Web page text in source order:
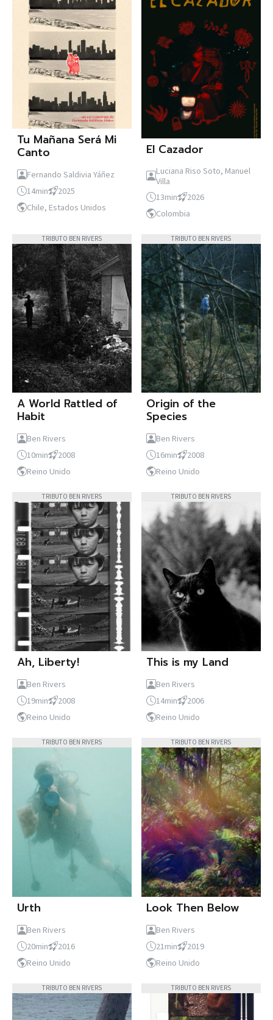
Tu Mañana Será Mi
Canto
Fernando Saldivia Yáñez
14min
2025
Chile, Estados Unidos
El Cazador
Luciana Riso Soto, Manuel
Villa
13min
2026
Colombia
TRIBUTO BEN RIVERS
A World Rattled of
Habit
Ben Rivers
10min
2008
Reino Unido
TRIBUTO BEN RIVERS
Origin of the
Species
Ben Rivers
16min
2008
Reino Unido
TRIBUTO BEN RIVERS
Ah, Liberty!
Ben Rivers
19min
2008
Reino Unido
TRIBUTO BEN RIVERS
This is my Land
Ben Rivers
14min
2006
Reino Unido
TRIBUTO BEN RIVERS
Urth
Ben Rivers
20min
2016
Reino Unido
TRIBUTO BEN RIVERS
Look Then Below
Ben Rivers
21min
2019
Reino Unido
TRIBUTO BEN RIVERS TRIBUTO BEN RIVERS